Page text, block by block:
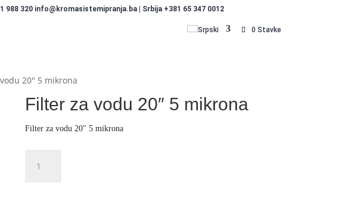
988 320 info@kromasistemipranja.ba | Srbija +381 65 347 0012
Srpski
0 Stavke
20″ 5 mikrona
Filter za vodu 20″ 5 mikrona
Filter za vodu 20″ 5 mikrona